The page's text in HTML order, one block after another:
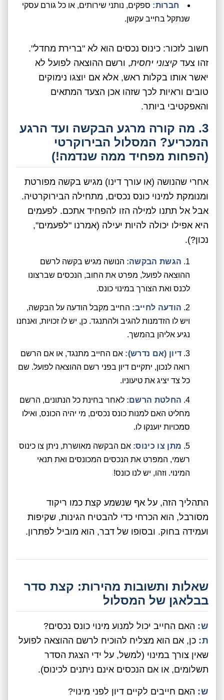
חברות: ספקים, נותני שירותים, או כל גורם עסקי
שנתקל בחייב עקשן.
חשוב לזכור: כינוס נכסים הוא לא "ברירת מחדל".
זהו צעד קיצוני יחסית, ורשם ההוצאה לפועל לא
יאשר אותו בקלות ראש, אלא אם יוצגו נימוקים
טובים וראיות לכך שזהו אכן הצעד המתאים
והאפקטיבי ביותר.
3. מה קורה מרגע הבקשה ועד הרגע
המכריע? המסלול הבירוקרטי
(הפחות מפחיד ממה שנדמה!)
אחרי שהנושה (או עורך דינו) מגיש בקשה מפורטת
ומנומקת למינוי כונס נכסים, מתחילה הבירוקרטיה.
אבל אל תתנו למילה הזו להפחיד אתכם. לפעמים
היא אפילו יכולה להיות יעילה (אמרנו "לפעמים",
נכון?).
הגשת הבקשה: הנושה מגיש בקשה לרשם
ההוצאה לפועל, מפרט את החוב, הנכסים שברצונו
לכנס ואת הצורך במינוי כונס.
הודעה לחייב: החייב מקבל הודעה על הבקשה,
ויש לו הזדמנות להגיב ולהתנגד. כן, יש לו זכויות, ואנחנו
נגיע אליהן בהמשך.
דיון (אם נדרש): אם החייב מתנגד, או אם הרשם
רואה לנכון, יתקיים דיון בפני רשם ההוצאה לפועל. שם
כל צד יציג את טיעוניו.
החלטת הרשם: לאחר בחינת כל הנתונים, הרשם
מחליט האם למנות כונס נכסים, מי יהיה הכונס, ואילו
סמכויות יוענקו לו.
מתן צו כינוס: אם הבקשה מאושרת, ניתן צו כינוס
רשמי, המפרט את הנכסים המכונסים ואת תנאי
המינוי. וזהו, יש לנו כונס!
התהליך הזה, על אף שנשמע קצת כמו ריקוד
מסורבל, הוא הכרחי כדי להבטיח הגינות, שקיפות
ועמידה בחוק. ובסופו של דבר, הוא מוביל לפתרון.
שאלות ותשובות מהירות: קצת סדר
בבלאגן של המסלול
ש: האם החייב יכול למנוע מינוי כונס נכסים?
ת: כן, אם הוא מצליח להוכיח לרשם ההוצאה לפועל
שאין צורך במינוי (למשל, על ידי הצגת הסדר
תשלומים, או אם הנכסים אינם ניתנים לכינוס).
ש: האם חייבים לקיים דיון לפני מינוי?